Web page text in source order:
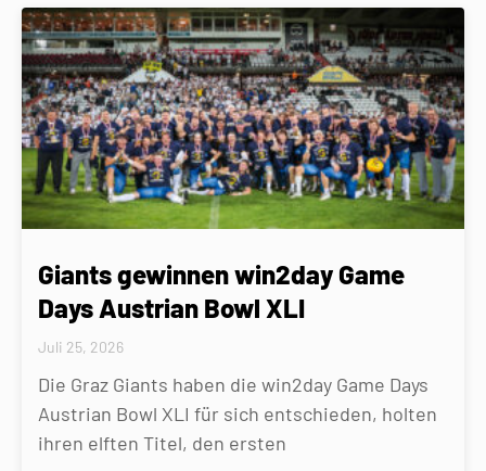
Giants gewinnen win2day Game
Days Austrian Bowl XLI
Juli 25, 2026
Die Graz Giants haben die win2day Game Days
Austrian Bowl XLI für sich entschieden, holten
ihren elften Titel, den ersten